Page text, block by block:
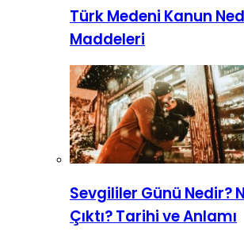
Türk Medeni Kanun
Maddeleri
Sevgililer Günü Nedir?
Çıktı? Tarihi ve Anlamı